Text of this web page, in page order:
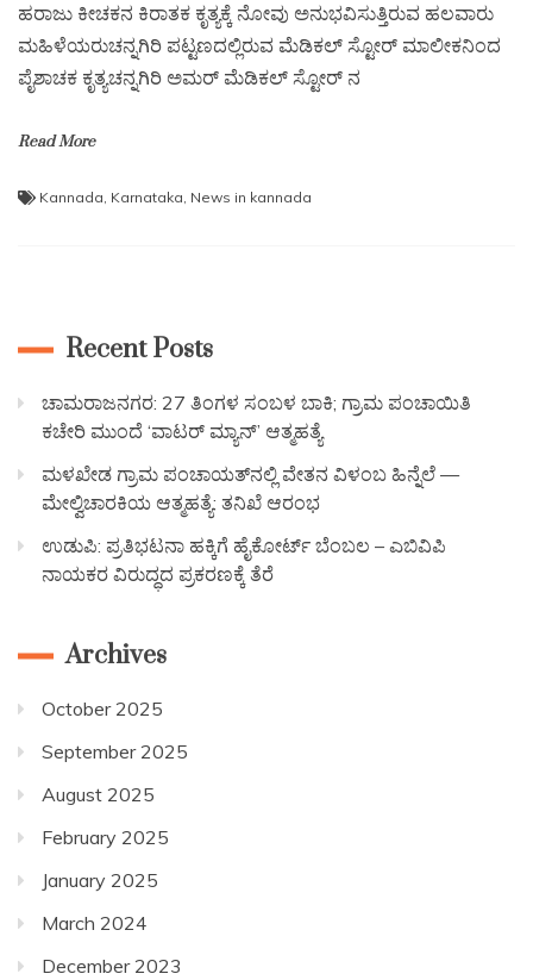
ಹರಾಜು ಕೀಚಕನ ಕಿರಾತಕ ಕೃತ್ಯಕ್ಕೆ ನೋವು ಅನುಭವಿಸುತ್ತಿರುವ ಹಲವಾರು
ಮಹಿಳೆಯರುಚನ್ನಗಿರಿ ಪಟ್ಟಣದಲ್ಲಿರುವ ಮೆಡಿಕಲ್ ಸ್ಟೋರ್ ಮಾಲೀಕನಿಂದ
ಪೈಶಾಚಕ ಕೃತ್ಯಚನ್ನಗಿರಿ ಅಮರ್ ಮೆಡಿಕಲ್ ಸ್ಟೋರ್ ನ
Read More
Kannada, Karnataka, News in kannada
Recent Posts
ಚಾಮರಾಜನಗರ: 27 ತಿಂಗಳ ಸಂಬಳ ಬಾಕಿ; ಗ್ರಾಮ ಪಂಚಾಯಿತಿ
ಕಚೇರಿ ಮುಂದೆ ‘ವಾಟರ್ ಮ್ಯಾನ್’ ಆತ್ಮಹತ್ಯೆ
ಮಳಖೇಡ ಗ್ರಾಮ ಪಂಚಾಯತ್‌ನಲ್ಲಿ ವೇತನ ವಿಳಂಬ ಹಿನ್ನೆಲೆ —
ಮೇಲ್ವಿಚಾರಕಿಯ ಆತ್ಮಹತ್ಯೆ: ತನಿಖೆ ಆರಂಭ
ಉಡುಪಿ: ಪ್ರತಿಭಟನಾ ಹಕ್ಕಿಗೆ ಹೈಕೋರ್ಟ್ ಬೆಂಬಲ – ಎಬಿವಿಪಿ
ನಾಯಕರ ವಿರುದ್ಧದ ಪ್ರಕರಣಕ್ಕೆ ತೆರೆ
Archives
October 2025
September 2025
August 2025
February 2025
January 2025
March 2024
December 2023